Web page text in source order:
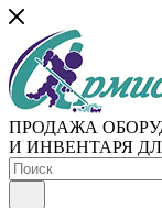
ПРОДАЖА
И ИНВЕНТАРЯ